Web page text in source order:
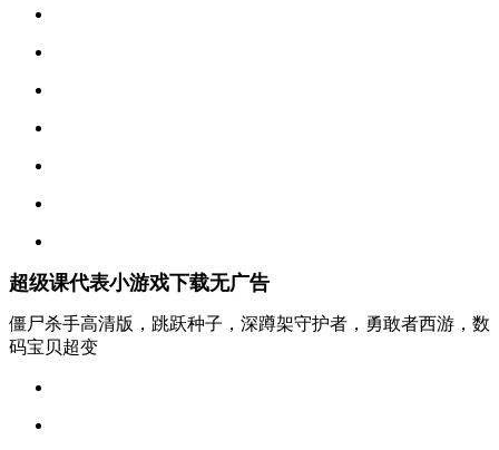
超级课代表小游戏下载无广告
僵尸杀手高清版，跳跃种子，深蹲架守护者，勇敢者西游，数
码宝贝超变